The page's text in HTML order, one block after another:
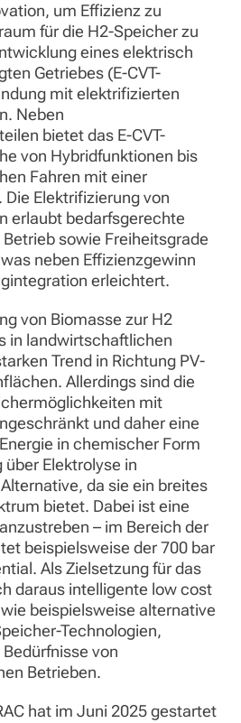
um Effizienz zu
für die H2-Speicher zu
eines elektrisch
Getriebes (E-CVT-
mit elektrifizierten
Neben
bietet das E-CVT-
von Hybridfunktionen bis
Fahren mit einer
Elektrifizierung von
erlaubt bedarfsgerechte
sowie Freiheitsgrade
neben Effizienzgewinn
erleichtert.
von Biomasse zur H2
in landwirtschaftlichen
Trend in Richtung PV-
Allerdings sind die
mit
und daher eine
in chemischer Form
Elektrolyse in
da sie ein breites
bietet. Dabei ist eine
– im Bereich der
beispielsweise der 700 bar
Als Zielsetzung für das
daraus intelligente low cost
beispielsweise alternative
Technologien,
von
Betrieben.
hat im Juni 2025 gestartet